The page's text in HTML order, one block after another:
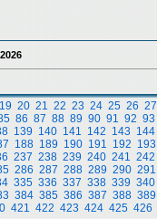
19 20 21 22 23 24 25 26 27
86 87 88 89 90 91 92 93
139 140 141 142 143 144
188 189 190 191 192 193
237 238 239 240 241 242
286 287 288 289 290 291
335 336 337 338 339 340
384 385 386 387 388 389
421 422 423 424 425 426